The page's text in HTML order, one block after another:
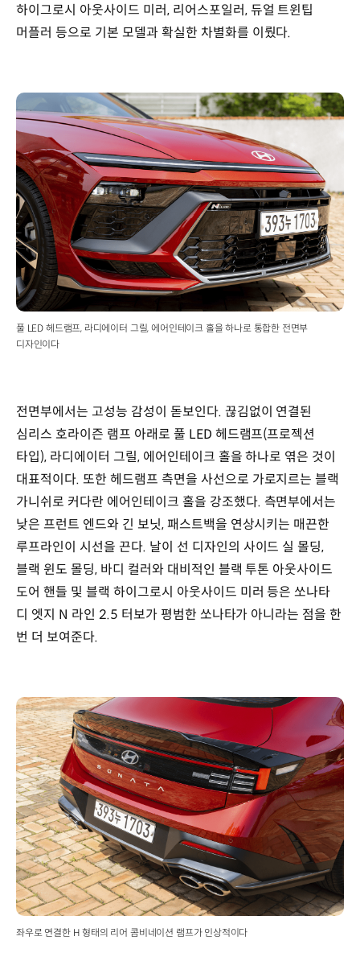
하이그로시 아웃사이드 미러, 리어스포일러, 듀얼 트윈팁
머플러 등으로 기본 모델과 확실한 차별화를 이뤘다.
풀 LED 헤드램프, 라디에이터 그릴, 에어인테이크 홀을 하나로 통합한 전면부
디자인이다
전면부에서는 고성능 감성이 돋보인다. 끊김없이 연결된
심리스 호라이즌 램프 아래로 풀 LED 헤드램프(프로젝션
타입), 라디에이터 그릴, 에어인테이크 홀을 하나로 엮은 것이
대표적이다. 또한 헤드램프 측면을 사선으로 가로지르는 블랙
가니쉬로 커다란 에어인테이크 홀을 강조했다. 측면부에서는
낮은 프런트 엔드와 긴 보닛, 패스트백을 연상시키는 매끈한
루프라인이 시선을 끈다. 날이 선 디자인의 사이드 실 몰딩,
블랙 윈도 몰딩, 바디 컬러와 대비적인 블랙 투톤 아웃사이드
도어 핸들 및 블랙 하이그로시 아웃사이드 미러 등은 쏘나타
디 엣지 N 라인 2.5 터보가 평범한 쏘나타가 아니라는 점을 한
번 더 보여준다.
좌우로 연결한 H 형태의 리어 콤비네이션 램프가 인상적이다